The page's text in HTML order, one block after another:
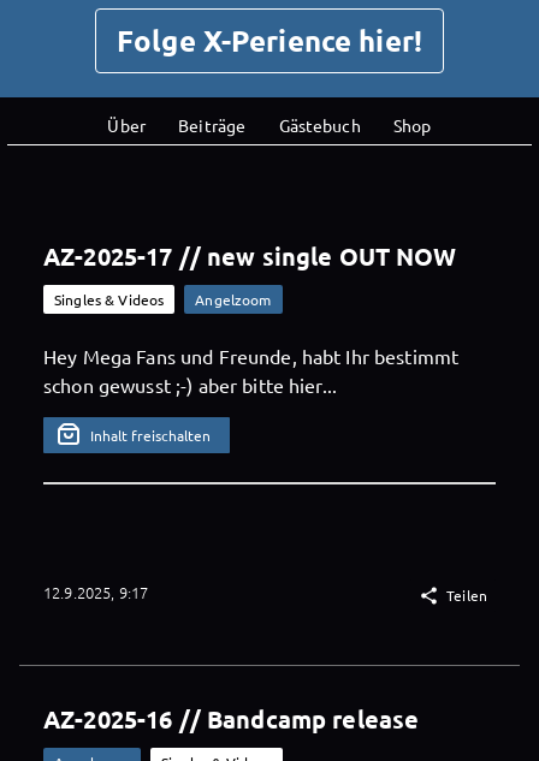
Folge X-Perience hier!
Über Beiträge Gästebuch Shop
AZ-2025-17 // new single OUT NOW
Singles & Videos Angelzoom
Hey Mega Fans und Freunde, habt Ihr bestimmt
schon gewusst ;-) aber bitte hier...
Inhalt freischalten
12.9.2025, 9:17  Teilen
AZ-2025-16 // Bandcamp release